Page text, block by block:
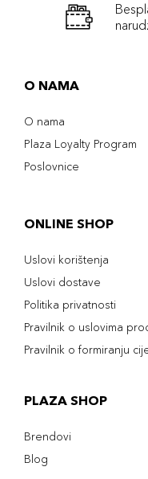
O NAMA
O nama
Plaza Loyalty Program
Poslovnice
ONLINE SHOP
Uslovi korištenja
Uslovi dostave
Politika privatnosti
Pravilnik o uslovima
Pravilnik o formiranju
PLAZA SHOP
Brendovi
Blog